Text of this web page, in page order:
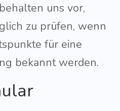
uns vor,
zu prüfen, wenn
für eine
bekannt werden.